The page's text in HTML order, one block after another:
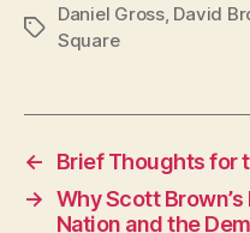
Tags
Daniel Gross, David
Square
←
Brief Thoughts for
→ Why Scott
Nation and the